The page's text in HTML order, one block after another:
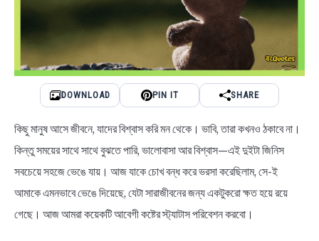
BENGALI STORIES
DOWNLOAD PIN IT SHARE
কিছু মানুষ আসে জীবনে, যাদের বিশ্বাস করি মন থেকে। ভাবি, তারা কখনও ঠকাবে না।
কিন্তু সময়ের সাথে সাথে বুঝতে পারি, ভালোবাসা আর বিশ্বাস—এই দুইটা জিনিস
সবচেয়ে সহজে ভেঙে যায়। আজ যাকে চোখ বন্ধ করে ভরসা করেছিলাম, সে-ই
আমাকে এমনভাবে ভেঙে দিয়েছে, যেটা সারাজীবনের জন্য একটুকরো ক্ষত হয়ে রয়ে
গেছে। আজ আমরা কয়েকটি আবেগী কষ্টের স্ট্যাটাস পরিবেশন করবো।